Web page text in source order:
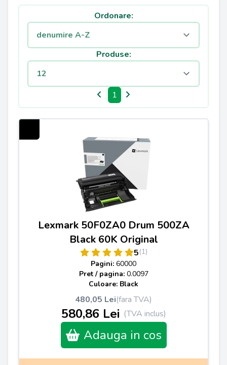
Ordonare:
Produse:
1
Lexmark 50F0ZA0 Drum 500ZA
Black 60K Original
5(1)
Pagini: 60000
Pret / pagina: 0.0097
Culoare: Black
480,05 Lei(fara TVA)
580,86 Lei (TVA inclus)
Adauga in cos